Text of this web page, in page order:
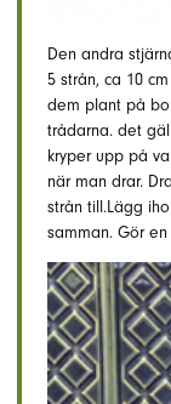
Den andra
5 strån, ca 10
dem plant på
trådarna. det
kryper upp på
när man drar.
strån till.Lägg
samman. Gör